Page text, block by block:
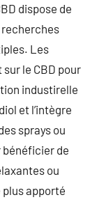
dispose de
Les
le CBD pour
industirelle
et l’intègre
sprays ou
bénéficier de
ou
apporté